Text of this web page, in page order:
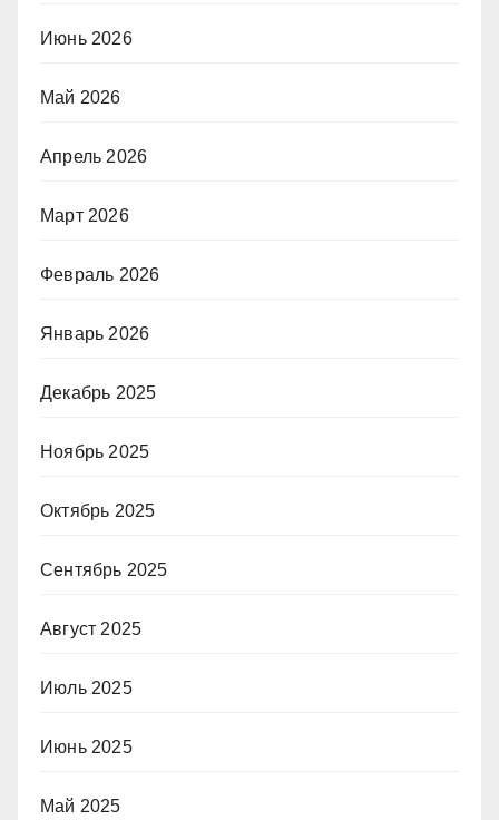
Июнь 2026
Май 2026
Апрель 2026
Март 2026
Февраль 2026
Январь 2026
Декабрь 2025
Ноябрь 2025
Октябрь 2025
Сентябрь 2025
Август 2025
Июль 2025
Июнь 2025
Май 2025